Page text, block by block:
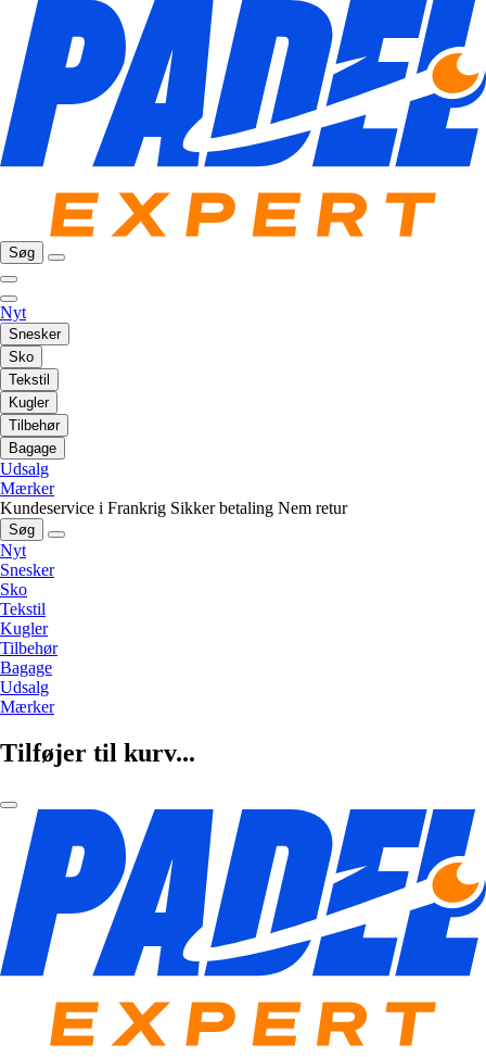
Søg
Nyt
Snesker
Sko
Tekstil
Kugler
Tilbehør
Bagage
Udsalg
Mærker
Kundeservice i Frankrig Sikker betaling Nem retur
Søg
Nyt
Snesker
Sko
Tekstil
Kugler
Tilbehør
Bagage
Udsalg
Mærker
Tilføjer til kurv...